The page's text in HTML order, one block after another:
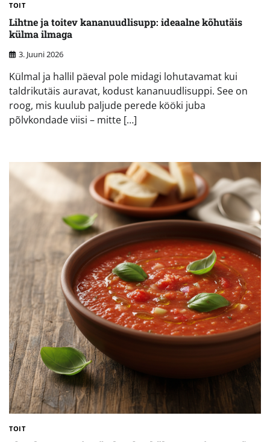
TOIT
Lihtne ja toitev kananuudlisupp: ideaalne kõhutäis
külma ilmaga
3. Juuni 2026
Külmal ja hallil päeval pole midagi lohutavamat kui
taldrikutäis auravat, kodust kananuudlisuppi. See on
roog, mis kuulub paljude perede kööki juba
põlvkondade viisi – mitte […]
TOIT